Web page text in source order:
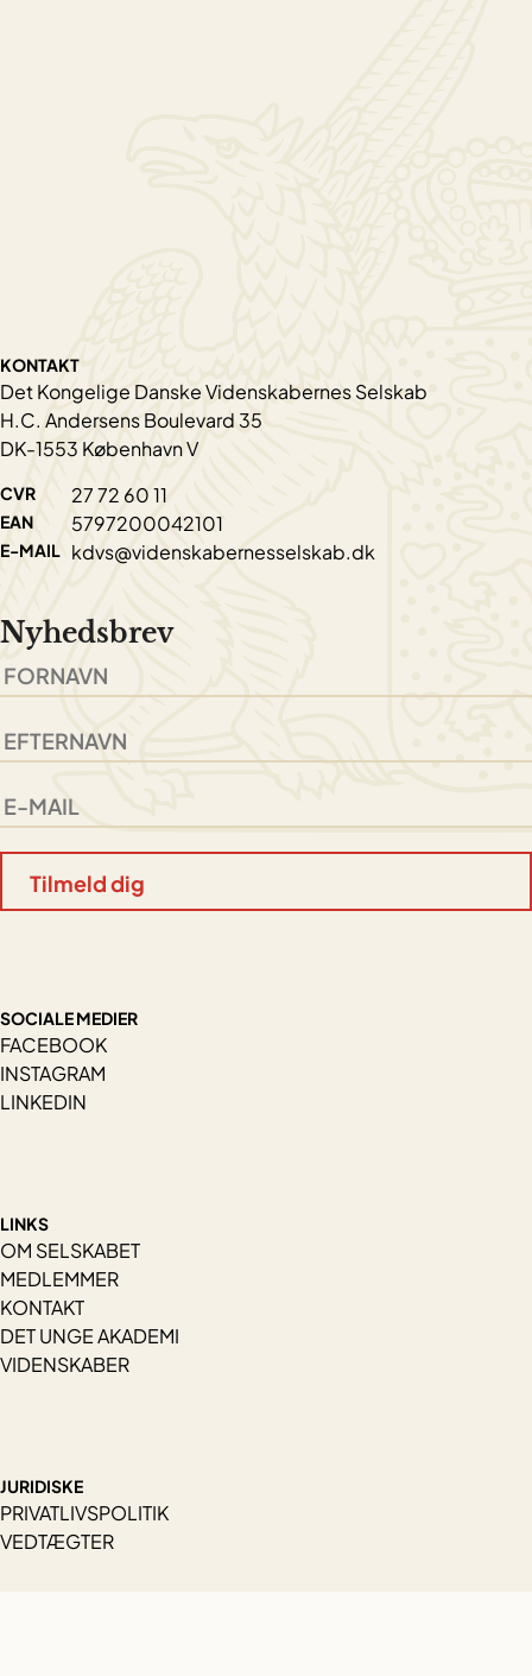
KONTAKT
Det Kongelige Danske Videnskabernes Selskab
H.C. Andersens Boulevard 35
DK-1553 København V
CVR 27 72 60 11
EAN 5797200042101
E-MAIL kdvs@videnskabernesselskab.dk
Nyhedsbrev
SOCIALE MEDIER
FACEBOOK
INSTAGRAM
LINKEDIN
LINKS
OM SELSKABET
MEDLEMMER
KONTAKT
DET UNGE AKADEMI
VIDENSKABER
JURIDISKE
PRIVATLIVSPOLITIK
VEDTÆGTER